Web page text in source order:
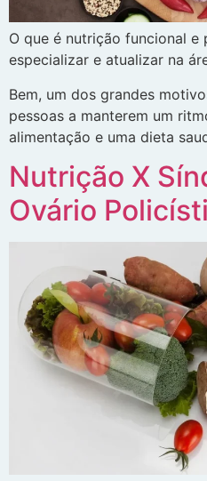
O que é nutrição funcional
especializar e atualizar na
Bem, um dos grandes
pessoas a manterem um
alimentação e uma dieta
Nutrição X
Ovário